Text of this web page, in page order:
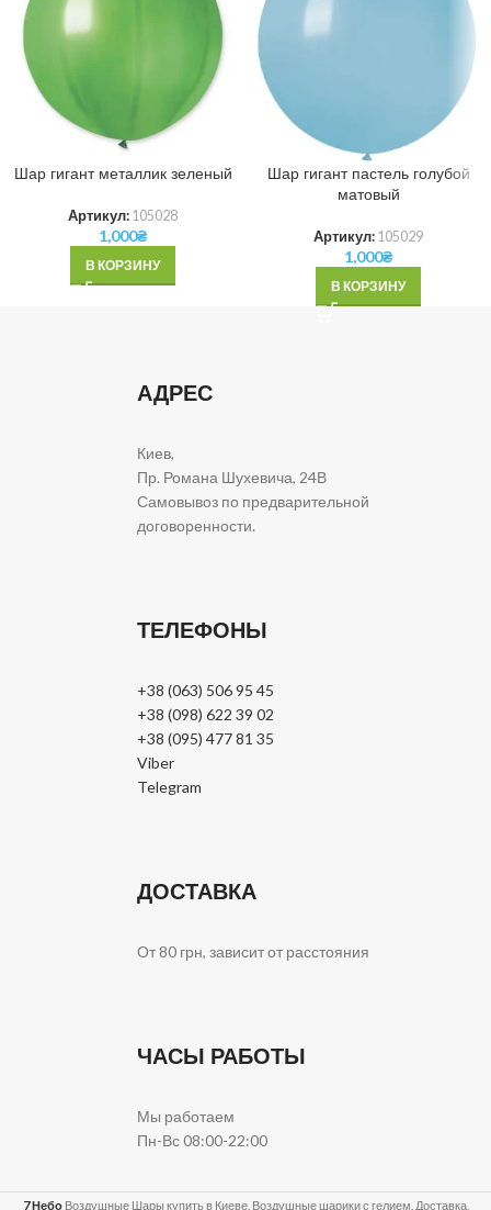
Шар гигант металлик зеленый
Артикул: 105028
1,000₴
В КОРЗИНУ
Шар гигант пастель голубой
матовый
Артикул: 105029
1,000₴
В КОРЗИНУ
АДРЕС
Киев,
Пр. Романа Шухевича, 24В
Самовывоз по предварительной
договоренности.
ТЕЛЕФОНЫ
+38 (063) 506 95 45
+38 (098) 622 39 02
+38 (095) 477 81 35
Viber
Telegram
ДОСТАВКА
От 80 грн, зависит от расстояния
ЧАСЫ РАБОТЫ
Мы работаем
Пн-Вс 08:00-22:00
7 Небо Воздушные Шары купить в Киеве. Воздушные шарики с гелием. Доставка,